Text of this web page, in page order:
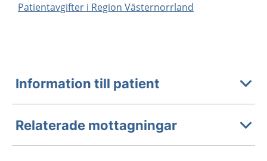
Patientavgifter i Region Västernorrland
Information till patient
Relaterade mottagningar